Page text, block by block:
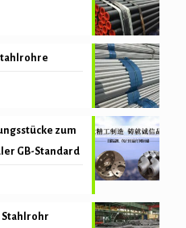
zum
GB-Standard
Stahlrohr